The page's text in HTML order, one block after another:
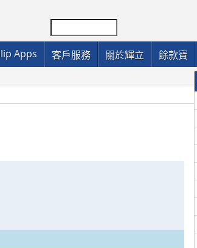
Apps 客戶服務 關於輝立 餘款寶